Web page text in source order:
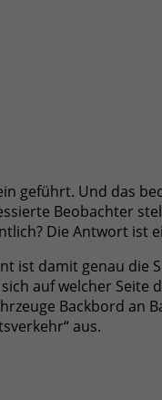
geführt. Und das
Beobachter
Die Antwort ist
ist damit genau die
auf welcher
Backbord
aus.